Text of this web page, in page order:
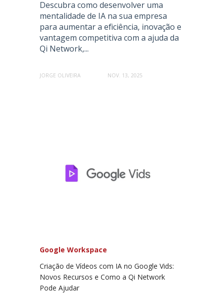
Descubra como desenvolver uma
mentalidade de IA na sua empresa
para aumentar a eficiência, inovação e
vantagem competitiva com a ajuda da
Qi Network,...
JORGE OLIVEIRA NOV. 13, 2025
Google Workspace
Criação de Vídeos com IA no Google Vids:
Novos Recursos e Como a Qi Network
Pode Ajudar